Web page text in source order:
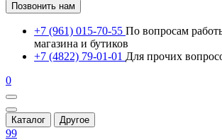
Позвонить нам
+7 (961) 015-70-55 По вопросам
магазина и бутиков
+7 (4822) 79-01-01 Для прочих
0
Каталог Другое
99